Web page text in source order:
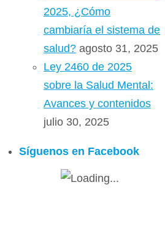
2025, ¿Cómo
cambiaría el sistema de
salud? agosto 31, 2025
Ley 2460 de 2025
sobre la Salud Mental:
Avances y contenidos
julio 30, 2025
Síguenos en Facebook